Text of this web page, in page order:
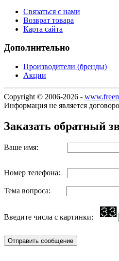
Связаться с нами
Возврат товара
Карта сайта
Дополнительно
Производители (бренды)
Акции
Copyright © 2006-2026 -
Информация не является
Заказать обратный
Ваше имя:
Номер телефона:
Тема вопроса:
Введите числа с картинки: